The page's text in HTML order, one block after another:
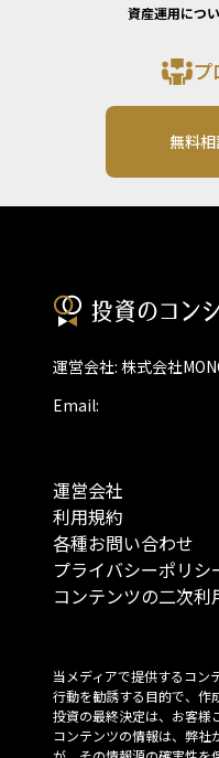
資産運用につ
無料
運営会社: 株式会社
Email:
運営会社
利用規約
各種お問い合わせ
プライバシーポリシ
コンテンツの二次利
当メディアで提供するコン
行動を勧誘する目的で、作
投資の最終決定は、お客様
コンテンツの情報は、弊社